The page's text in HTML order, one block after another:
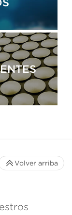
Volver arriba